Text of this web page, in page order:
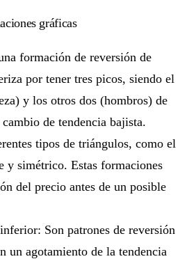
gráficas
formación de reversión de
por tener tres picos, siendo el
y los otros dos (hombros) de
de tendencia bajista.
tipos de triángulos, como el
y simétrico. Estas formaciones
del precio antes de un posible
Son patrones de reversión
un agotamiento de la tendencia